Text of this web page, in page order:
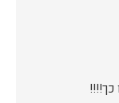
כך!!!!